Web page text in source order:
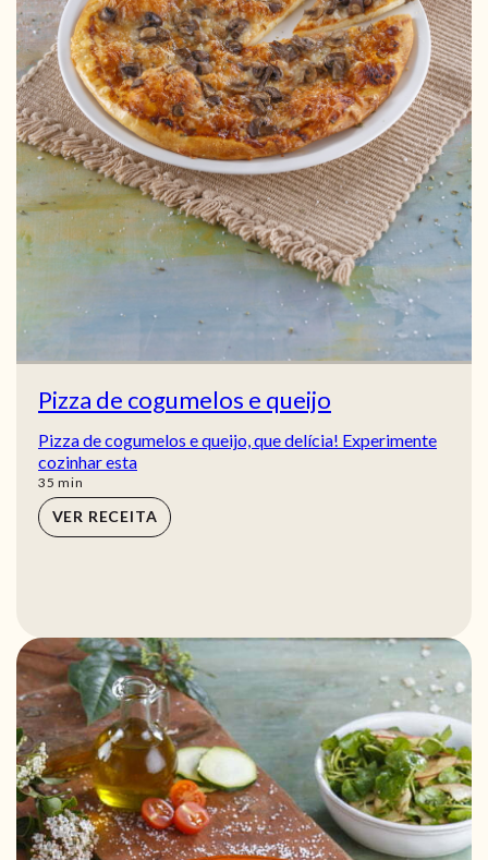
Pizza de cogumelos e queijo
Pizza de cogumelos e queijo, que delícia! Experimente
cozinhar esta
35 min
min
VER RECEITA